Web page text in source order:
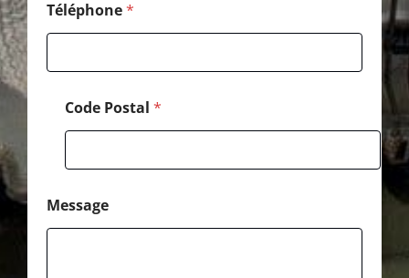
Téléphone*
Code Postal *
l
é
p
n
Message